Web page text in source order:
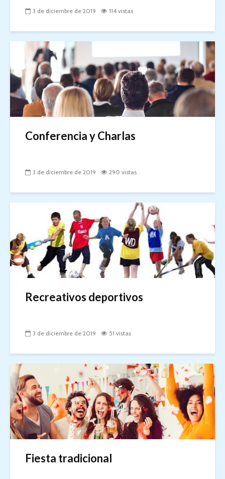
3 de diciembre de 2019 114 vistas
Conferencia y Charlas
3 de diciembre de 2019 290 vistas
Recreativos deportivos
3 de diciembre de 2019 51 vistas
Fiesta tradicional